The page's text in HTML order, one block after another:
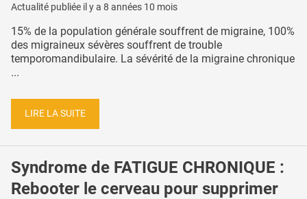
Actualité publiée il y a 8 années 10 mois
15% de la population générale souffrent de migraine, 100%
des migraineux sévères souffrent de trouble
temporomandibulaire. La sévérité de la migraine chronique
...
LIRE LA SUITE
Syndrome de FATIGUE CHRONIQUE :
Rebooter le cerveau pour supprimer